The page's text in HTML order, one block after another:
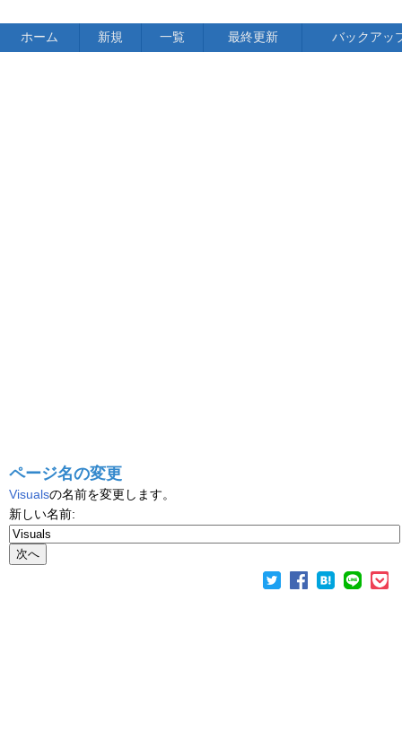
ホーム 新規 一覧 最終更新 バックアッ
ページ名の変更
Visualsの名前を変更します。
新しい名前: